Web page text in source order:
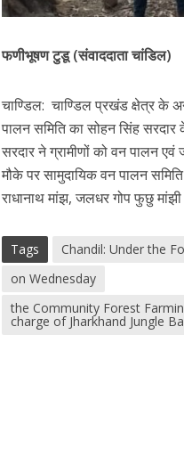
फणीभूषण टुडू (संवाददाता चांडिल)
चाण्डिल: चाण्डिल प्रखंड क्षेत्र के
पालन समिति का सोहन सिंह
सरदार ने ग्रामीणों को वन पालन एवं
मौके पर सामुदायिक वन पालन
राधानाथ मांझ, जलधर गोप फुछु
Tags
Chandil: Under the
on Wednesday
the Community Forest
charge of Jharkhand Jungle